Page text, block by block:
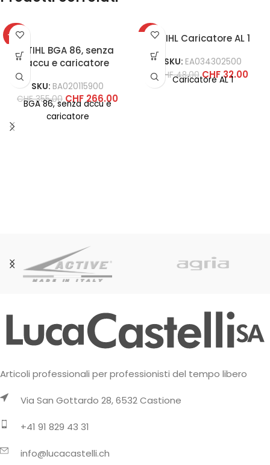
-25%
STIHL BGA 86, senza
accu e caricatore
SKU: BA020115900
CHF355.00 CHF 266.00
BGA 86, senza accu e
caricatore
-33%STIHL Caricatore AL 1
SKU: EA034302500
CHF48.00 CHF32.00
Caricatore AL 1
Articoli professionali per professionisti del tempo libero
Via San Gottardo 28, 6532 Castione
+41 91 829 43 31
info@lucacastelli.ch